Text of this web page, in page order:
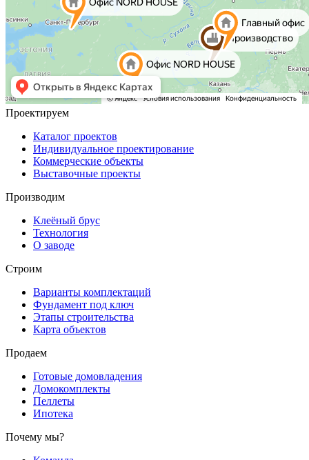
Проектируем
Каталог проектов
Индивидуальное проектирование
Коммерческие объекты
Выставочные проекты
Производим
Клеёный брус
Технология
О заводе
Строим
Варианты комплектаций
Фундамент под ключ
Этапы строительства
Карта объектов
Продаем
Готовые домовладения
Домокомплекты
Пеллеты
Ипотека
Почему мы?